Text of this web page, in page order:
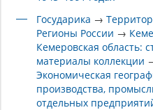
апреле 1985 года ушёл на
здоровья. Жил в городе
скончался 22 апреля 1990
Государика →
Регионы России →
Кемеровская область:
материалы коллекции
Экономическая
производства,
отдельных